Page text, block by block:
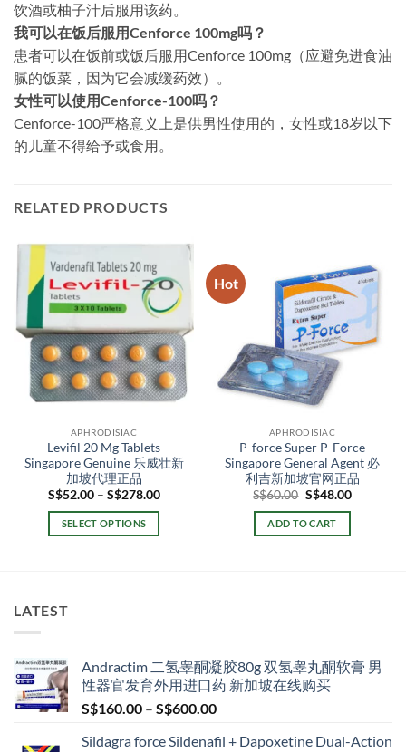
饮酒或柚子汁后服用该药。
我可以在饭后服用Cenforce 100mg吗？
患者可以在饭前或饭后服用Cenforce 100mg（应避免进食油
腻的饭菜，因为它会减缓药效）。
女性可以使用Cenforce-100吗？
Cenforce-100严格意义上是供男性使用的，女性或18岁以下
的儿童不得给予或食用。
RELATED PRODUCTS
APHRODISIAC
Levifil 20 Mg Tablets
Singapore Genuine 乐威壮新
加坡代理正品
S$52.00 – S$278.00Price
S$278.00
SELECT OPTIONS
may
be
chosen
on
Hot
APHRODISIAC
P-force Super P-Force
Singapore General Agent 必
利吉新加坡官网正品
S$60.00 Original
was:
S$60.00.
S$48.00Current
ADD TO CART
LATEST
Andractim 二氢睾酮凝胶80g 双氢睾丸酮软膏 男
性器官发育外用进口药 新加坡在线购买
S$160.00 – S$600.00Price
S$160.00
Sildagra force Sildenafil + Dapoxetine Dual-Action